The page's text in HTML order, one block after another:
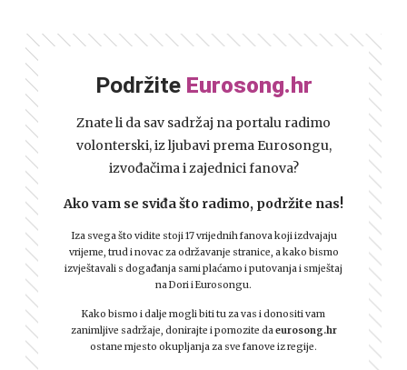
Podržite Eurosong.hr
Znate li da sav sadržaj na portalu radimo
volonterski, iz ljubavi prema Eurosongu,
izvođačima i zajednici fanova?
Ako vam se sviđa što radimo, podržite nas!
Iza svega što vidite stoji 17 vrijednih fanova koji izdvajaju
vrijeme, trud i novac za održavanje stranice, a kako bismo
izvještavali s događanja sami plaćamo i putovanja i smještaj
na Dori i Eurosongu.
Kako bismo i dalje mogli biti tu za vas i donositi vam
zanimljive sadržaje, donirajte i pomozite da eurosong.hr
ostane mjesto okupljanja za sve fanove iz regije.